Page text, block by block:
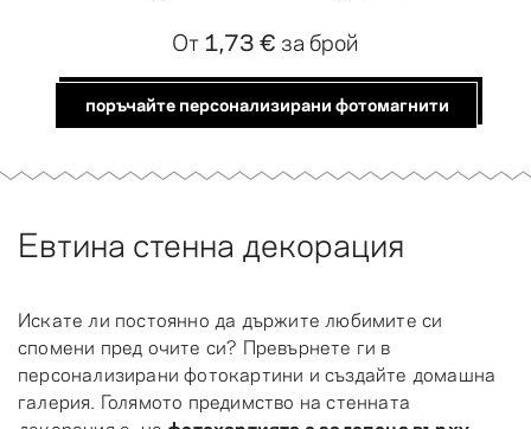
От1,73 € за брой
поръчайте персонализирани фотомагнити
Евтина стенна декорация
Искате ли постоянно да държите любимите си
спомени пред очите си? Превърнете ги в
персонализирани фотокартини и създайте домашна
галерия. Голямото предимство на стенната